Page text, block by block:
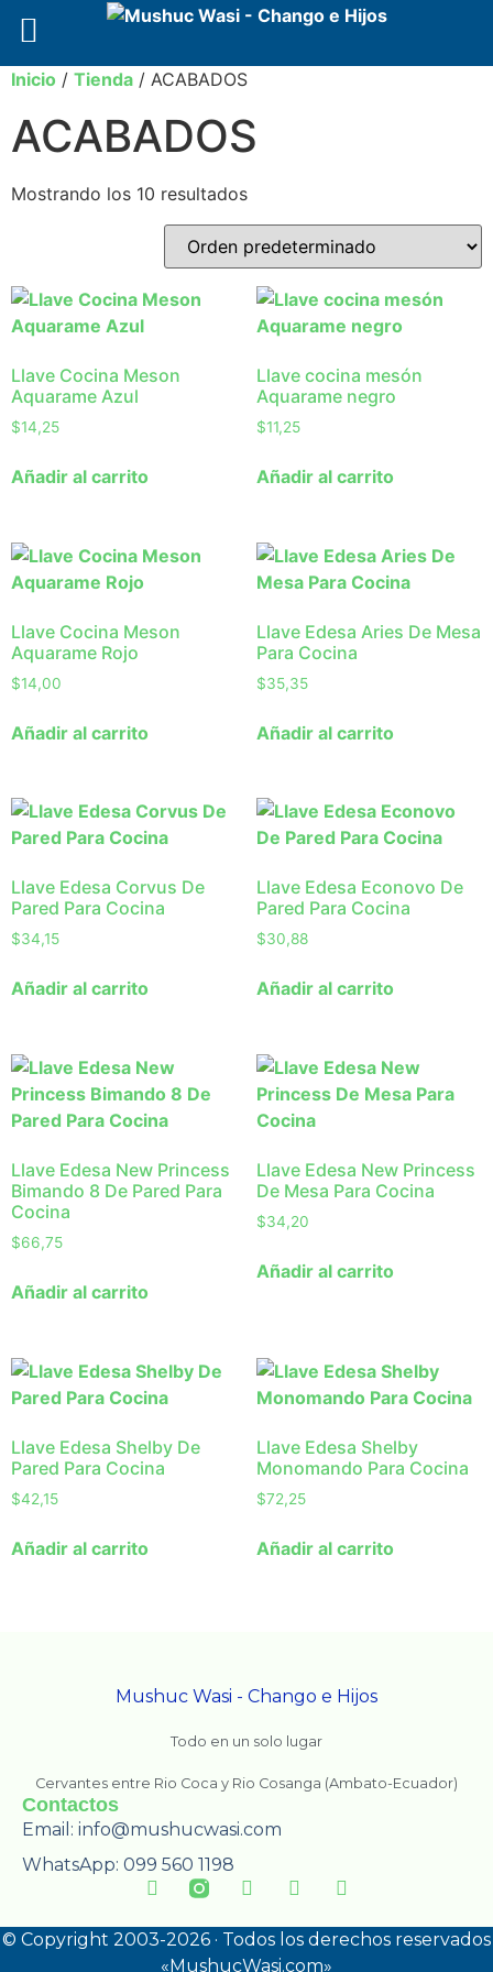
Inicio / Tienda / ACABADOS
ACABADOS
Mostrando los 10 resultados
Llave Cocina Meson
Aquarame Azul
$14,25
Añadir al carrito
Llave cocina mesón
Aquarame negro
$11,25
Añadir al carrito
Llave Cocina Meson
Aquarame Rojo
$14,00
Añadir al carrito
Llave Edesa Aries De Mesa
Para Cocina
$35,35
Añadir al carrito
Llave Edesa Corvus De
Pared Para Cocina
$34,15
Añadir al carrito
Llave Edesa Econovo De
Pared Para Cocina
$30,88
Añadir al carrito
Llave Edesa New Princess
Bimando 8 De Pared Para
Cocina
$66,75
Añadir al carrito
Llave Edesa New Princess
De Mesa Para Cocina
$34,20
Añadir al carrito
Llave Edesa Shelby De
Pared Para Cocina
$42,15
Añadir al carrito
Llave Edesa Shelby
Monomando Para Cocina
$72,25
Añadir al carrito
Mushuc Wasi - Chango e Hijos
Todo en un solo lugar
Cervantes entre Rio Coca y Rio Cosanga (Ambato-Ecuador)
Contactos
Email: info@mushucwasi.com
WhatsApp: 099 560 1198
© Copyright 2003-2026 · Todos los derechos reservados
«MushucWasi.com»